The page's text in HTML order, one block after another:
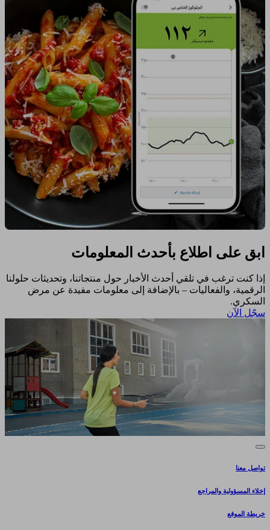
ابق على اطلاع بأحدث المعلومات
إذا كنت ترغب في تلقي أحدث الأخبار حول منتجاتنا، وتحديثات حلولنا
الرقمية، والفعاليات – بالإضافة إلى معلومات مفيدة عن مرض
السكري.​
سجّل الآن​
تواصل معنا
إخلاء المسؤولية والمراجع
خريطة الموقع